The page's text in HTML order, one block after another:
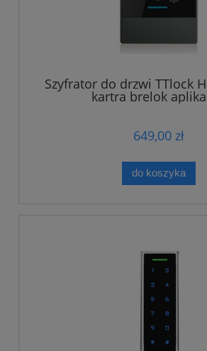
Szyfrator do drzwi TTlock
kartra brelok
649,00 zł
do koszyka